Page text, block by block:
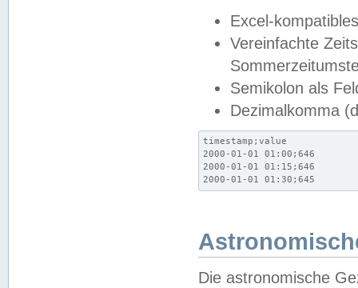
Excel-
Vereinfachte
Semikolon als
Dezimalkomma
timestamp;value
2000-01-01 01:00;646
2000-01-01 01:15;646
2000-01-01 01:30;645
Die astronomische